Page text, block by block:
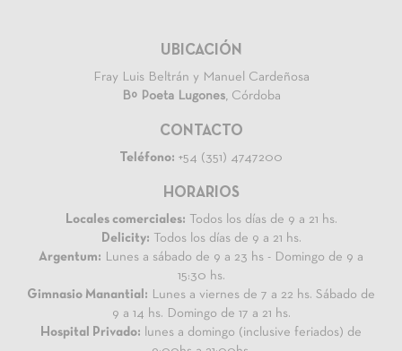
UBICACIÓN
Fray Luis Beltrán y Manuel Cardeñosa
Bº Poeta Lugones, Córdoba
CONTACTO
Teléfono: +54 (351) 4747200
HORARIOS
Locales comerciales: Todos los días de 9 a 21 hs.
Delicity: Todos los días de 9 a 21 hs.
Argentum: Lunes a sábado de 9 a 23 hs - Domingo de 9 a
15:30 hs.
Gimnasio Manantial: Lunes a viernes de 7 a 22 hs. Sábado de
9 a 14 hs. Domingo de 17 a 21 hs.
Hospital Privado: lunes a domingo (inclusive feriados) de